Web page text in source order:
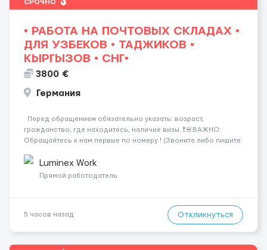
СРОЧНО
• РАБОТА НА ПОЧТОВЫХ СКЛАДАХ •
ДЛЯ УЗБЕКОВ • ТАДЖИКОВ •
КЫРГЫЗОВ • СНГ•
3800 €
Германия
Перед обращением обязательно указать: возраст,
гражданство, где находитесь, наличие визы. ❗️🚨ВАЖНО:
Обращайтесь к нам первые по номеру ! (Звоните либо пишите
почтовых складах . График 5/8, возможны пе...
Luminex Work
Прямой работодатель
5 часов назад Откликнуться